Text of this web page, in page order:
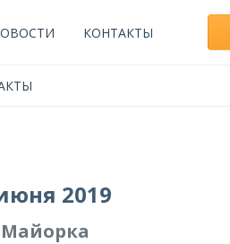
КОНТАКТЫ
2019